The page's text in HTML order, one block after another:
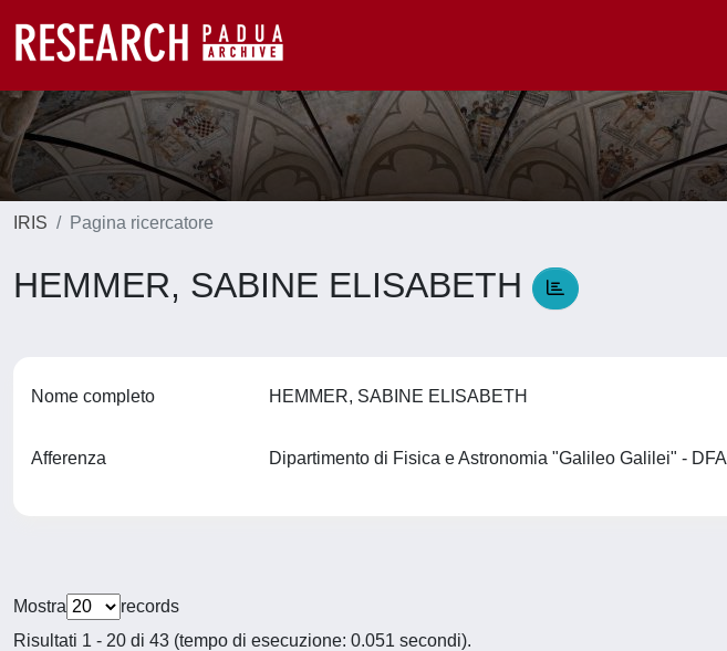
IRIS Pagina ricercatore
HEMMER, SABINE ELISABETH
Nome completo HEMMER, SABINE ELISABETH
Afferenza Dipartimento di Fisica e Astronomia "Galileo Galilei" - DFA
Mostra
records
Risultati 1 - 20 di 43 (tempo di esecuzione: 0.051 secondi).